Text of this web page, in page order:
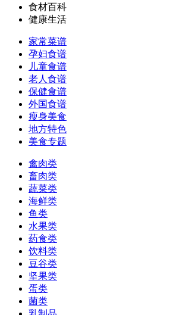
食材百科
健康生活
家常菜谱
孕妇食谱
儿童食谱
老人食谱
保健食谱
外国食谱
瘦身美食
地方特色
美食专题
禽肉类
畜肉类
蔬菜类
海鲜类
鱼类
水果类
药食类
饮料类
豆谷类
坚果类
蛋类
菌类